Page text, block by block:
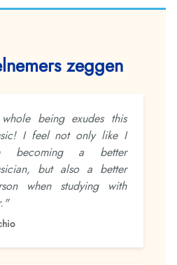
zeggen
being exudes this
I feel not only like I
becoming a better
but also a better
when studying with